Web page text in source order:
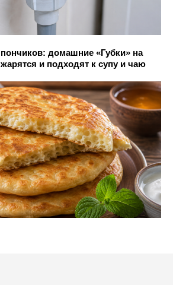
домашние «Губки» на
и подходят к супу и чаю